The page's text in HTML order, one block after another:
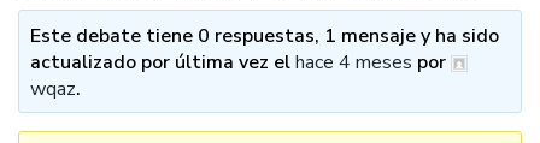
Este debate tiene 0 respuestas, 1 mensaje y ha sido
actualizado por última vez elhace 4 meses por
wqaz.